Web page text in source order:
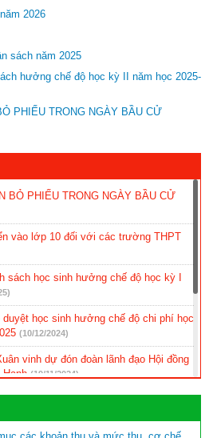
2026
sách năm 2025
hưởng chế độ học kỳ II năm học 2025-
PHIẾU TRONG NGÀY BẦU CỬ
BỎ PHIẾU TRONG NGÀY BẦU CỬ
vào lớp 10 đối với các trường THPT
sách học sinh hưởng chế độ học kỳ I
duyệt học sinh hưởng chế độ chi phí học
(10/12/2024)
vinh dự đón đoàn lãnh đạo Hội đồng
Hạnh (19/11/2024)
hiện ứng dụng CNTT và chuyển đổi số